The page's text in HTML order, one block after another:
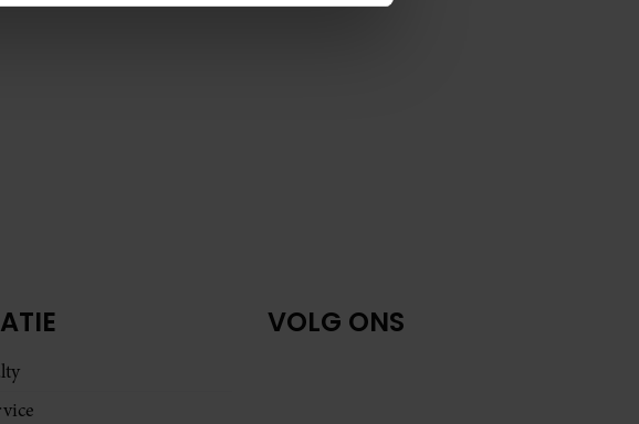
voor social media te bieden en om ons
onze site met onze partners voor social
VOLG ONS